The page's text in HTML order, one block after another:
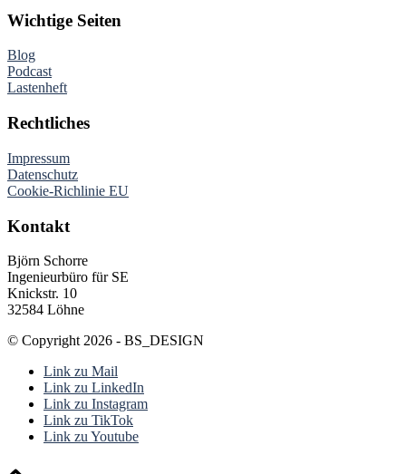
Wichtige Seiten
Blog
Podcast
Lastenheft
Rechtliches
Impressum
Datenschutz
Cookie-Richlinie EU
Kontakt
Björn Schorre
Ingenieurbüro für SE
Knickstr. 10
32584 Löhne
© Copyright 2026 - BS_DESIGN
Link zu Mail
Link zu LinkedIn
Link zu Instagram
Link zu TikTok
Link zu Youtube